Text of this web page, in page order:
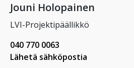
Jouni Holopainen
LVI-Projektipäällikkö
040 770 0063
Lähetä sähköpostia